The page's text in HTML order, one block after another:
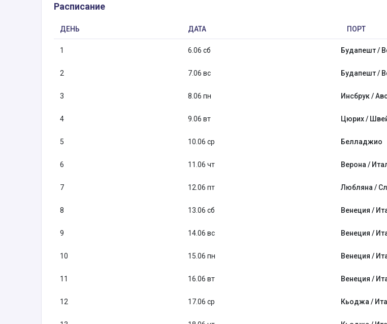
Расписание
ДЕНЬ ДАТА ПОРТ
1 6.06 сб Будапешт /
2 7.06 вс Будапешт /
3 8.06 пн Инсбрук /
4 9.06 вт Цюрих /
5 10.06 ср Белладжио
6 11.06 чт Верона /
7 12.06 пт Любляна /
8 13.06 сб Венеция /
9 14.06 вс Венеция /
10 15.06 пн Венеция /
11 16.06 вт Венеция /
12 17.06 ср Кьоджа /